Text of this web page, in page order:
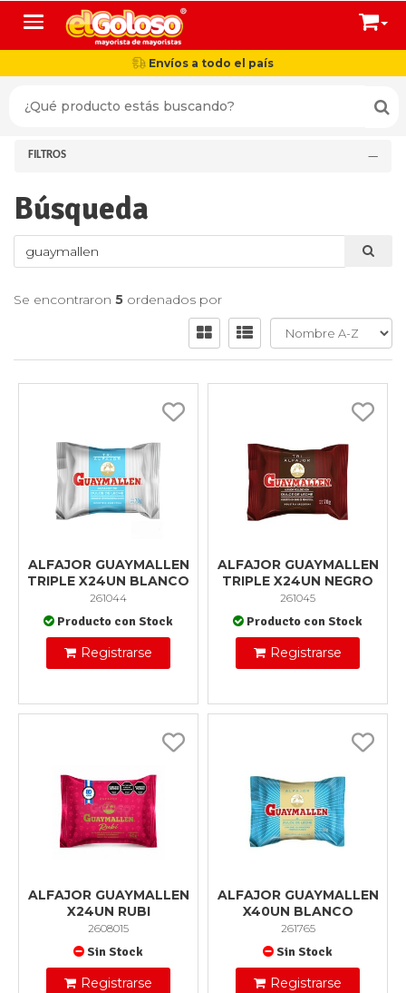
Toggle navigation
Envíos a todo el país
FILTROS
Búsqueda
Se encontraron 5 ordenados por
ALFAJOR GUAYMALLEN
TRIPLE X24UN BLANCO
261044
Producto con Stock
Registrarse
ALFAJOR GUAYMALLEN
TRIPLE X24UN NEGRO
261045
Producto con Stock
Registrarse
ALFAJOR GUAYMALLEN
X24UN RUBI
2608015
Sin Stock
Registrarse
ALFAJOR GUAYMALLEN
X40UN BLANCO
261765
Sin Stock
Registrarse